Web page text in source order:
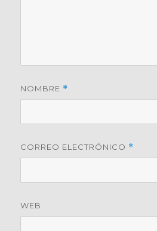
NOMBRE *
CORREO ELECTRÓNICO *
WEB